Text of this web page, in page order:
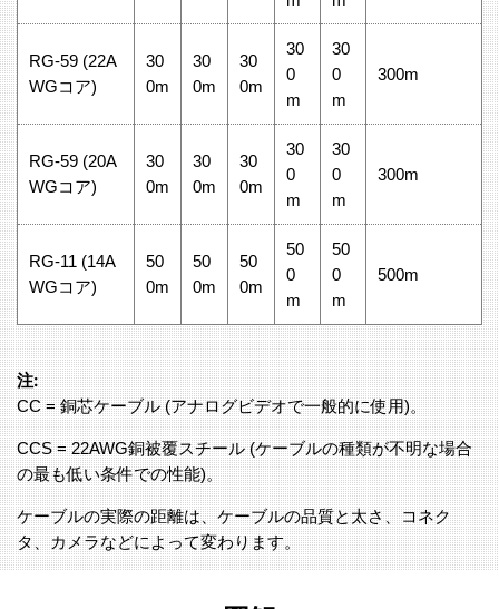
RG-59 (22A
WGコア)
30
0m
30
0m
30
0m
30
0
m
30
0
m
300m
RG-59 (20A
WGコア)
30
0m
30
0m
30
0m
30
0
m
30
0
m
300m
RG-11 (14A
WGコア)
50
0m
50
0m
50
0m
50
0
m
50
0
m
500m
注:
CC = 銅芯ケーブル (アナログビデオで一般的に使用)。
CCS = 22AWG銅被覆スチール (ケーブルの種類が不明な場合
の最も低い条件での性能)。
ケーブルの実際の距離は、ケーブルの品質と太さ、コネク
タ、カメラなどによって変わります。